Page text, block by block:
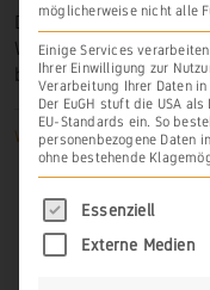
DerZahlbach( Zail-,
Weingarten lag
beiFreiendiez.
Weiterlesen
möglicherweise nicht alle
Einige Services
Ihrer Einwilligung zur
Verarbeitung Ihrer Daten in
Der EuGH stuft die USA
EU-Standards ein. So
personenbezogene Daten
ohne bestehende
Es folgt eine
Essenziell
Externe Medien